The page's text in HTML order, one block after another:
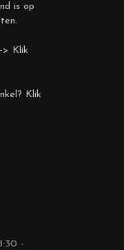
is op
> Klik
Klik
-